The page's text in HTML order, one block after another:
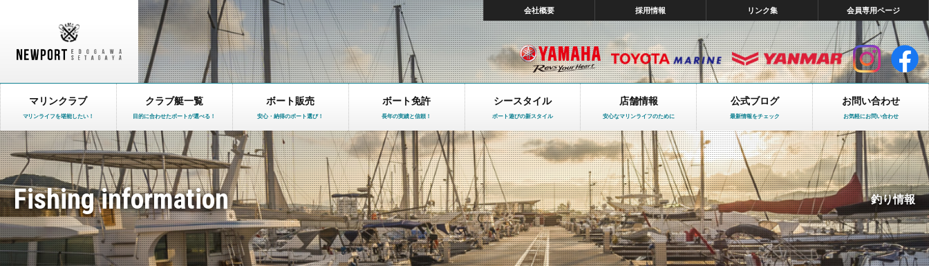
会社概要 採用情報 リンク集 会員専用ページ
マリンクラブ
マリンライフを堪能したい！
クラブ艇一覧
目的に合わせたボートが選べる！
ボート販売
安心・納得のボート選び！
ボート免許
長年の実績と信頼！
シースタイル
ボート遊びの新スタイル
店舗情報
安心なマリンライフのために
公式ブログ
最新情報をチェック
お問い合わせ
お気軽にお問い合わせ
Fishing information 釣り情報